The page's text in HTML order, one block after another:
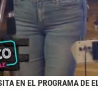
EN EL PROGRAMA DE